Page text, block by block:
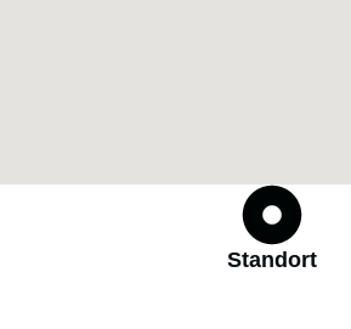
Standort